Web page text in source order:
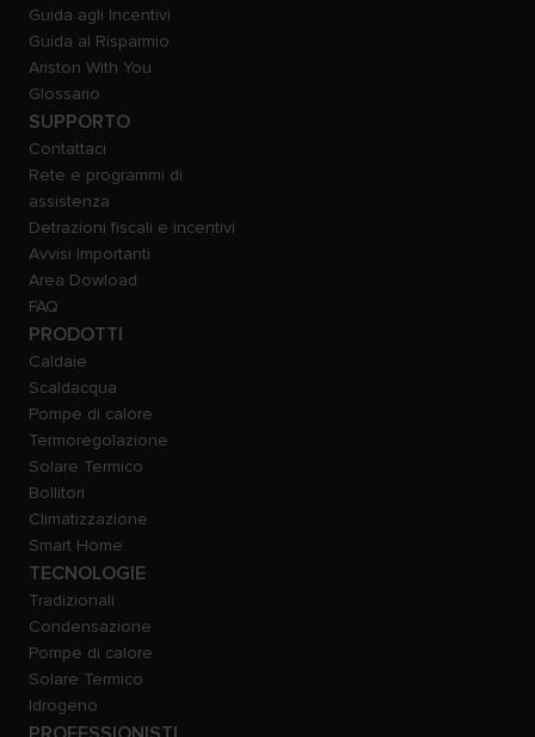
Guida agli Incentivi
Guida al Risparmio
Ariston With You
Glossario
SUPPORTO
Contattaci
Rete e programmi di
assistenza
Detrazioni fiscali e incentivi
Avvisi Importanti
Area Dowload
FAQ
PRODOTTI
Caldaie
Scaldacqua
Pompe di calore
Termoregolazione
Solare Termico
Bollitori
Climatizzazione
Smart Home
TECNOLOGIE
Tradizionali
Condensazione
Pompe di calore
Solare Termico
Idrogeno